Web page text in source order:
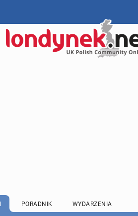
PORADNIK WYDARZENIA